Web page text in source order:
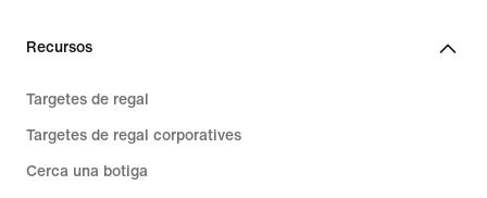
Recursos
Targetes de regal
Targetes de regal corporatives
Cerca una botiga